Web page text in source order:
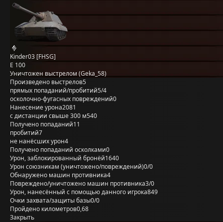
Kinder03 [FHSG]
E 100
Уничтожен выстрелом (Geka_58)
Произведено выстрелов5
прямых попаданий/пробитий5/4
осколочно-фугасных повреждений0
Нанесение урона2081
с дистанции свыше 300 м540
Получено попаданий11
пробитий7
не нанёсших урон4
Получено попаданий осколками0
Урон, заблокированный бронёй1640
Урон союзникам (уничтожено/повреждений)0/0
Обнаружено машин противника4
Повреждено/уничтожено машин противника3/0
Урон, нанесённый с помощью данного игрока849
Очки захвата/защиты базы0/0
Пройдено километров0,68
Закрыть